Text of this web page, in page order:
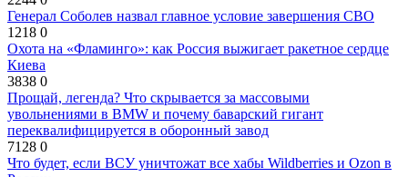
Генерал Соболев назвал главное условие завершения СВО
1218 0
Охота на «Фламинго»: как Россия выжигает ракетное сердце
Киева
3838 0
Прощай, легенда? Что скрывается за массовыми
увольнениями в BMW и почему баварский гигант
переквалифицируется в оборонный завод
7128 0
Что будет, если ВСУ уничтожат все хабы Wildberries и Ozon в